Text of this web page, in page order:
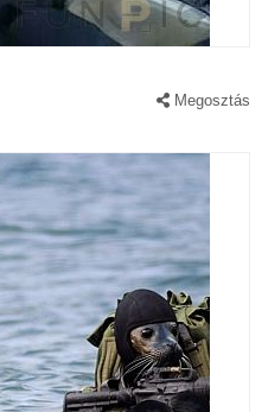
Megosztás